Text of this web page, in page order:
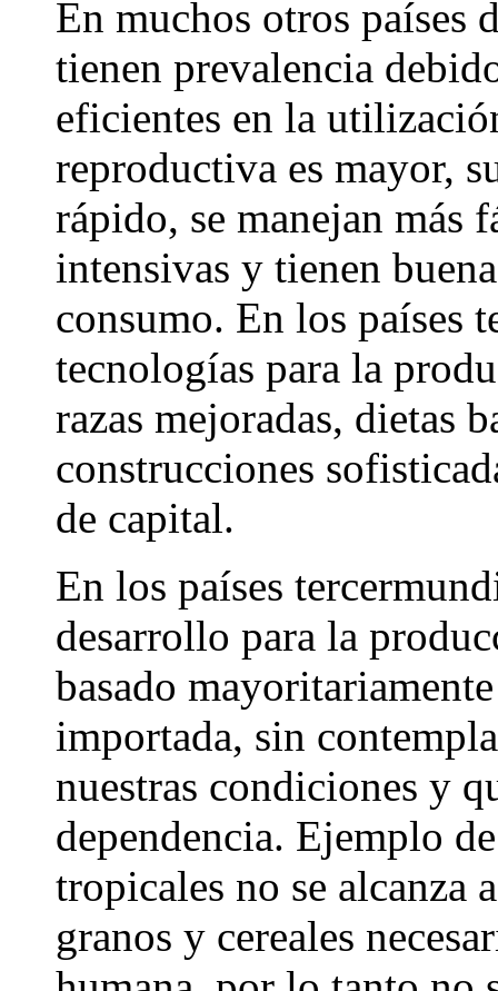
En muchos otros países
tienen prevalencia
eficientes en la
reproductiva es mayor,
rápido, se manejan más
intensivas y tienen
consumo. En los países
tecnologías para la
razas mejoradas, dietas
construcciones
de capital.
En los países
desarrollo para la
basado
importada, sin
nuestras condiciones y
dependencia. Ejemplo
tropicales no se alcanza
granos y cereales